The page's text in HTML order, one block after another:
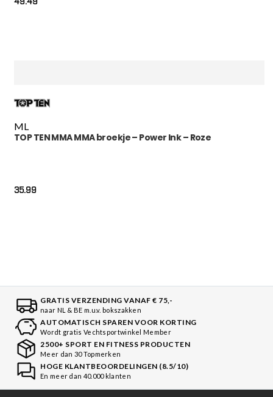
ML
TOP TEN MMA MMA broekje – Power Ink – Roze
35.99
GRATIS VERZENDING VANAF € 75,-
naar NL & BE m.u.v. bokszakken
AUTOMATISCH SPAREN VOOR KORTING
Wordt gratis Vechtsportwinkel Member
2500+ SPORT EN FITNESS PRODUCTEN
Meer dan 30 Topmerken
HOGE KLANTBEOORDELINGEN (8.5/10)
En meer dan 40.000 klanten